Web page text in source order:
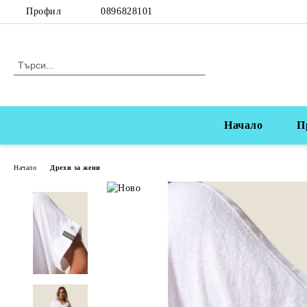
Профил 0896828101
Начало
Начало Дрехи за жени